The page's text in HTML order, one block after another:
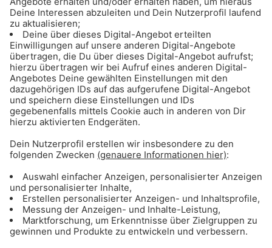
Ab Montag (21.08.) stellen wir euch jeden Tag
die lustigsten, extremsten und lautesten
Schnarcher aus unserer Stadt vor!
Daniel, der Doppel-Röchler aus Grafing
-Daniel, der Doppel-Röchler aus Grafing
00:00
Savo, der rasende Kettensägenschnarcher aus
Pullach